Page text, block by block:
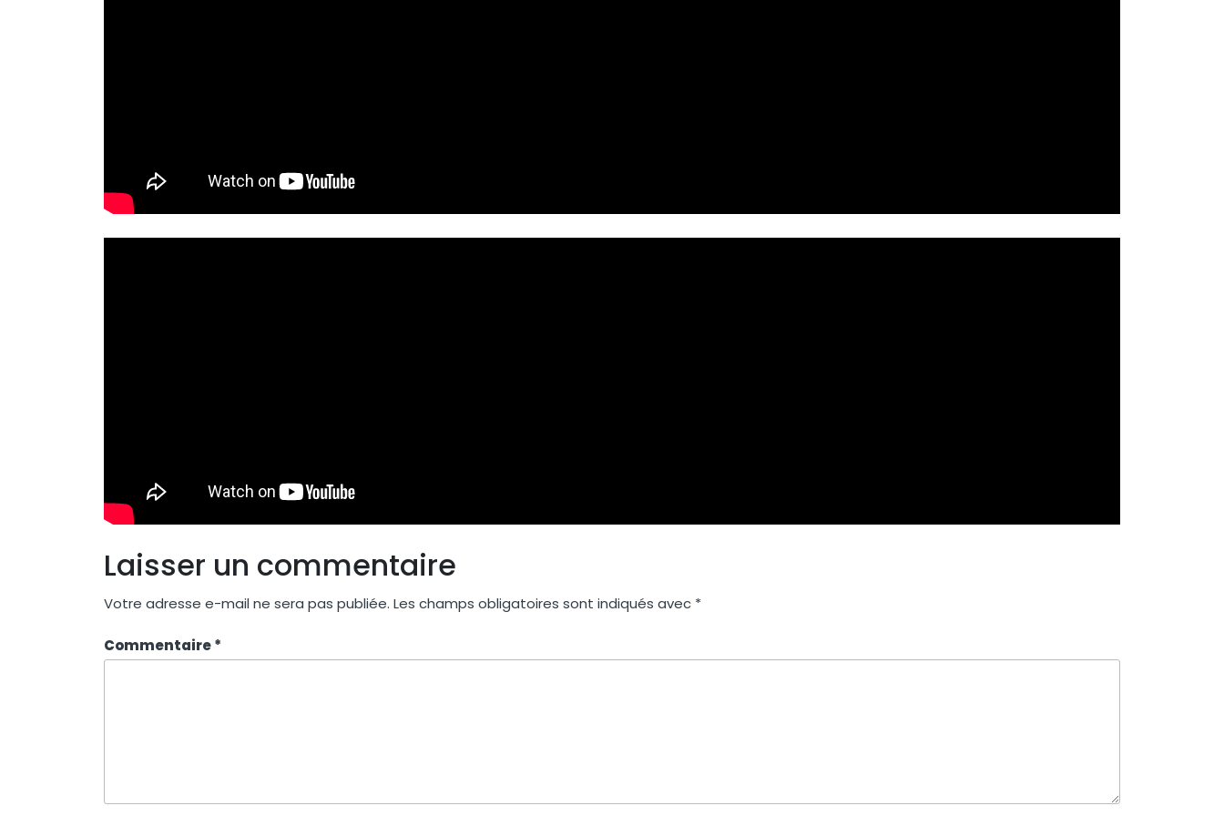
Laisser un commentaire
Votre adresse e-mail ne sera pas publiée. Les champs obligatoires sont indiqués avec *
Commentaire*